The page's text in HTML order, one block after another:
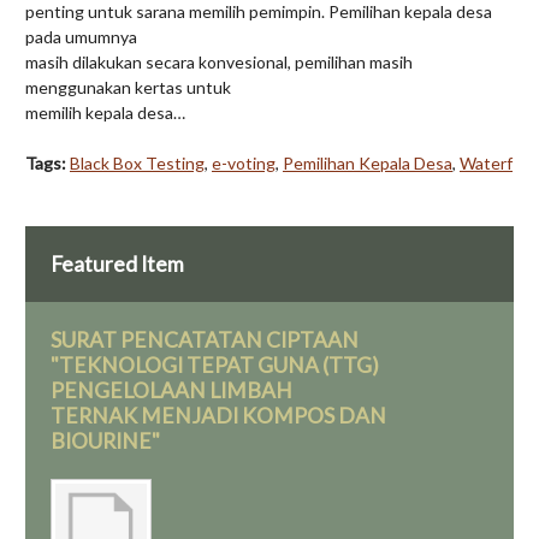
penting untuk sarana memilih pemimpin. Pemilihan kepala desa
pada umumnya
masih dilakukan secara konvesional, pemilihan masih
menggunakan kertas untuk
memilih kepala desa…
Tags:Black Box Testing, e-voting, Pemilihan Kepala Desa, Waterf
Featured Item
SURAT PENCATATAN CIPTAAN
"TEKNOLOGI TEPAT GUNA (TTG)
PENGELOLAAN LIMBAH
TERNAK MENJADI KOMPOS DAN
BIOURINE"